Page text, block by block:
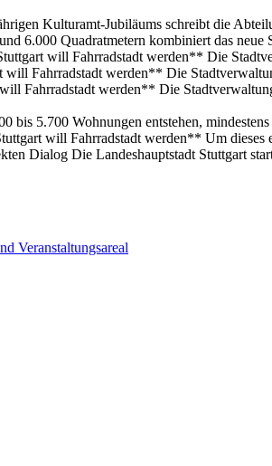
Kulturamt-Jubiläums schreibt die
6.000 Quadratmetern kombiniert das
will Fahrradstadt werden** Die
Fahrradstadt werden** Die
Fahrradstadt werden** Die
bis 5.700 Wohnungen entstehen,
will Fahrradstadt werden** Um
Dialog Die Landeshauptstadt Stuttgart
Veranstaltungsareal